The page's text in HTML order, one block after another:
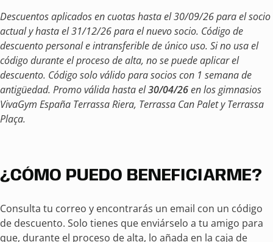
Descuentos aplicados en cuotas hasta el 30/09/26 para el socio
actual y hasta el 31/12/26 para el nuevo socio. Código de
descuento personal e intransferible de único uso. Si no usa el
código durante el proceso de alta, no se puede aplicar el
descuento. Código solo válido para socios con 1 semana de
antigüedad. Promo válida hasta el30/04/26en los gimnasios
VivaGym España Terrassa Riera, Terrassa Can Palet y Terrassa
Plaça.
¿CÓMO PUEDO BENEFICIARME?
Consulta tu correo y encontrarás un email con un código
de descuento. Solo tienes que enviárselo a tu amigo para
que, durante el proceso de alta, lo añada en la caja de